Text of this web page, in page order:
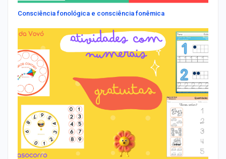
Consciência fonológica e consciência fonêmica